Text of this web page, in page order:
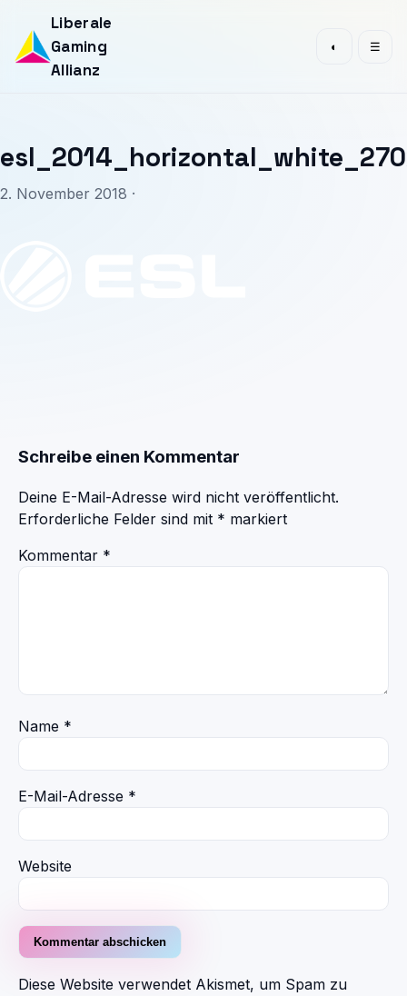
Liberale
Gaming
Allianz
◐ ☰
2. November 2018 ·
Schreibe einen Kommentar
Deine E-Mail-Adresse wird nicht veröffentlicht.
Erforderliche Felder sind mit * markiert
Kommentar *
Name *
E-Mail-Adresse *
Website
Diese Website verwendet Akismet, um Spam zu